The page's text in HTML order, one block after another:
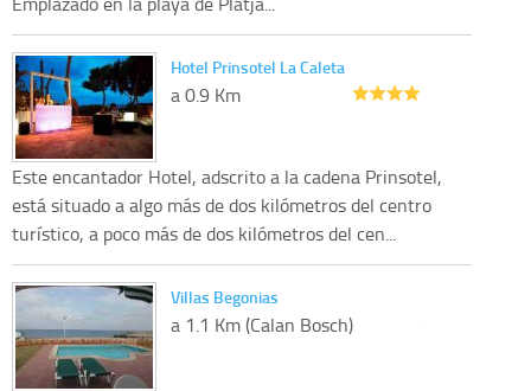
Hotel Prinsotel La Caleta
a 0.9 Km
Este encantador Hotel, adscrito a la cadena Prinsotel,
está situado a algo más de dos kilómetros del centro
turístico, a poco más de dos kilómetros del cen...
Villas Begonias
a 1.1 Km (Calan Bosch)